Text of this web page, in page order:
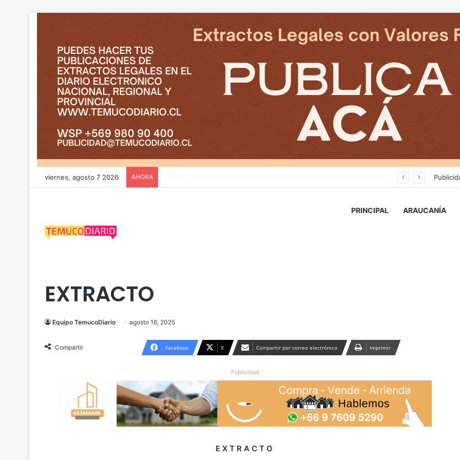
viernes, agosto 7 2026 AHORA
PRINCIPAL ARAUCANÍA
EXTRACTO
Equipo TemucoDiario agosto 16, 2025
Compartir Facebook X Compartir por correo electrónico Imprimir
Publicidad
E X T R A C T O